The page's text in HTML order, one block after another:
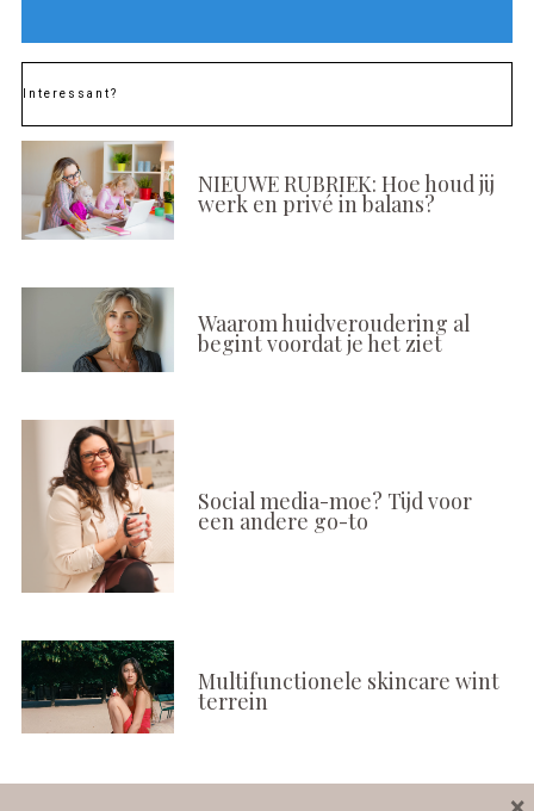
Interessant?
NIEUWE RUBRIEK: Hoe houd jij
werk en privé in balans?
Waarom huidveroudering al
begint voordat je het ziet
Social media-moe? Tijd voor
een andere go-to
Multifunctionele skincare wint
terrein